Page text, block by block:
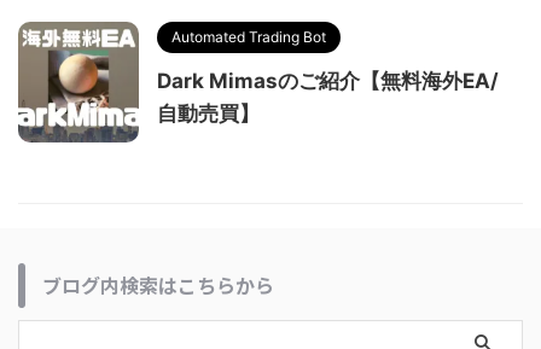
Automated Trading Bot
Dark Mimasのご紹介【無料海外EA/
自動売買】
ブログ内検索はこちらから